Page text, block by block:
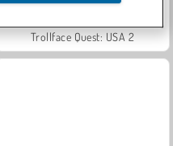
Trollface Quest: USA 2